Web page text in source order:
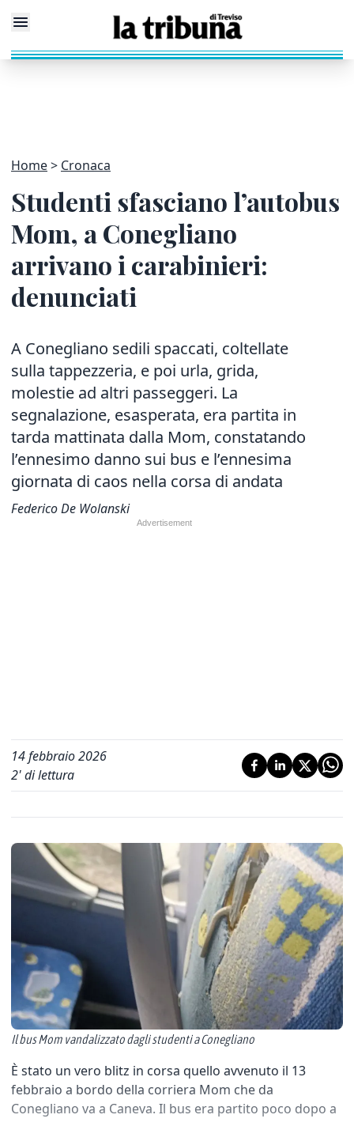
Home Cronaca
Studenti sfasciano l’autobus
Mom, a Conegliano
arrivano i carabinieri:
denunciati
A Conegliano sedili spaccati, coltellate
sulla tappezzeria, e poi urla, grida,
molestie ad altri passeggeri. La
segnalazione, esasperata, era partita in
tarda mattinata dalla Mom, constatando
l’ennesimo danno sui bus e l’ennesima
giornata di caos nella corsa di andata
Federico De Wolanski
14 febbraio 2026
2' di lettura
Il bus Mom vandalizzato dagli studenti a Conegliano
È stato un vero blitz in corsa quello avvenuto il 13
febbraio a bordo della corriera Mom che da
Conegliano va a Caneva. Il bus era partito poco dopo a